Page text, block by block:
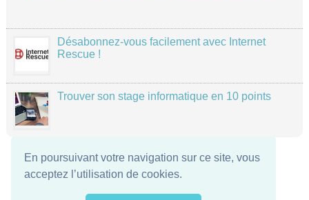
En poursuivant votre navigation sur ce site, vous
acceptez l’utilisation de cookies.
Désabonnez-vous facilement avec Internet
Rescue !
Trouver son stage informatique en 10 points